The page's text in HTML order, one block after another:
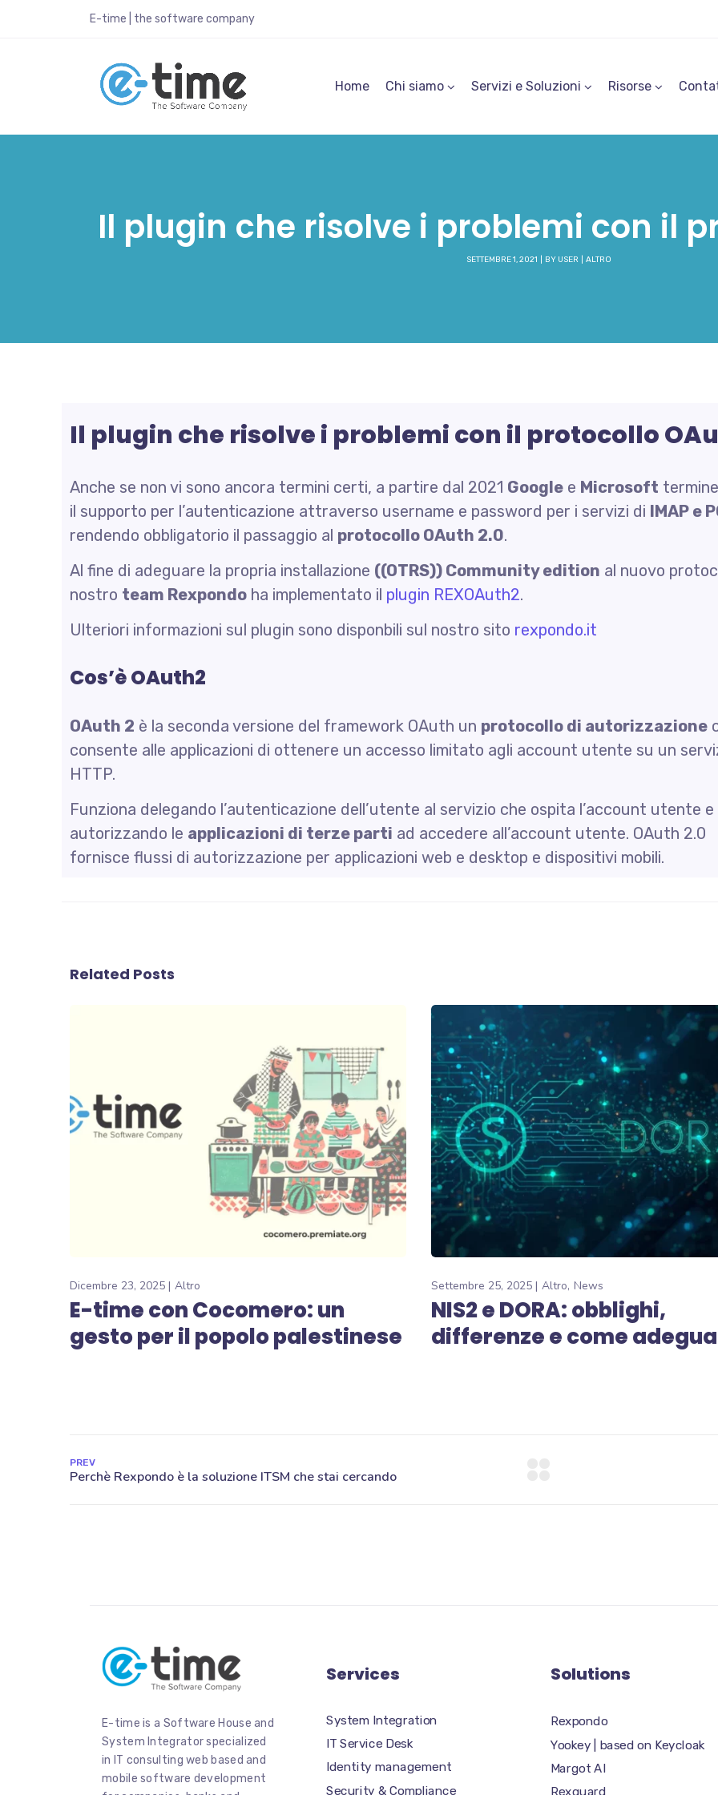
E-time | the software company
Home Chi siamo Servizi e Soluzioni Risorse
Il plugin che risolve i problemi con il
SETTEMBRE 1, 2021 BY USER ALTRO
Il plugin che risolve i problemi con il protocollo
Anche se non vi sono ancora termini certi, a partire dal 2021 Google e Microsoft
il supporto per l’autenticazione attraverso username e password per i servizi di IMAP e
rendendo obbligatorio il passaggio al protocollo OAuth 2.0.
Al fine di adeguare la propria installazione ((OTRS)) Community edition al nuovo
nostro team Rexpondo ha implementato il plugin REXOAuth2.
Ulteriori informazioni sul plugin sono disponbili sul nostro sito rexpondo.it
Cos’è OAuth2
OAuth 2 è la seconda versione del framework OAuth un protocollo di autorizzazione
consente alle applicazioni di ottenere un accesso limitato agli account utente su un
HTTP.
Funziona delegando l’autenticazione dell’utente al servizio che ospita l’account utente e
autorizzando le applicazioni di terze parti ad accedere all’account utente. OAuth 2.0
fornisce flussi di autorizzazione per applicazioni web e desktop e dispositivi mobili.
Related Posts
Dicembre 23, 2025 Altro
E-time con Cocomero: un
gesto per il popolo palestinese
Settembre 25, 2025 Altro News
NIS2 e DORA: obblighi,
differenze e come
PREV
E-time is a Software House and
System Integrator specialized
in IT consulting web based and
mobile software development
Services
System Integration
IT Service Desk
Identity management
Security & Compliance
Solutions
Rexpondo
Yookey | based on Keycloak
Margot AI
Rexguard